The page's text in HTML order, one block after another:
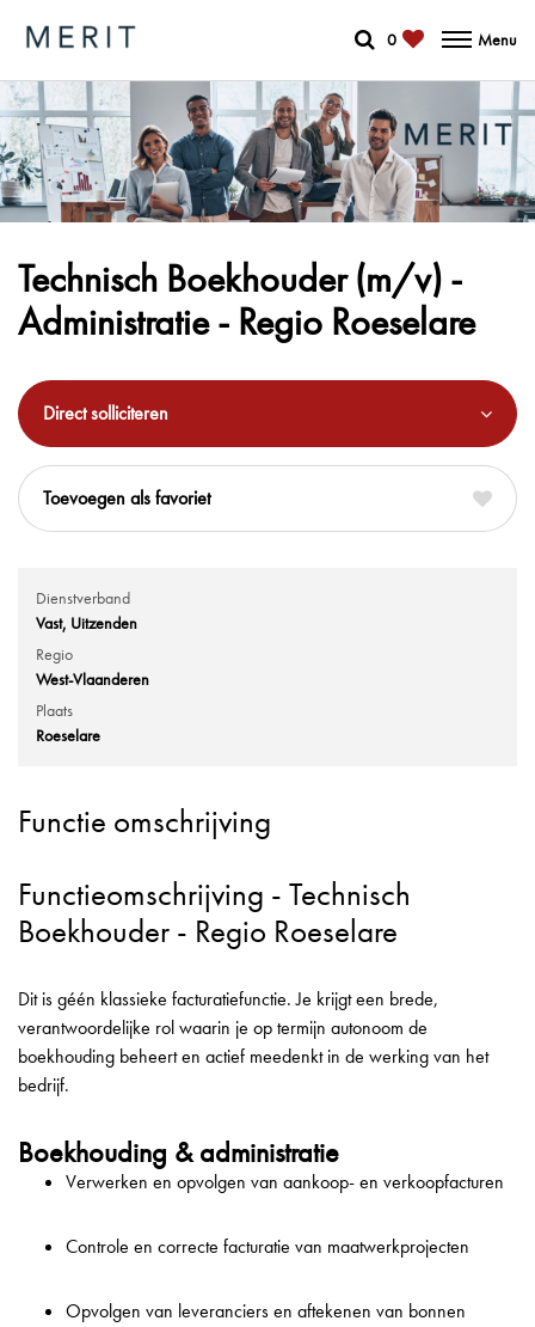
0 Menu
Technisch Boekhouder (m/v) -
Administratie - Regio Roeselare
Direct solliciteren
favoriet
Dienstverband
Vast Uitzenden
Regio
West-Vlaanderen
Plaats
Roeselare
Functie omschrijving
Functieomschrijving - Technisch
Boekhouder - Regio Roeselare
Dit is géén klassieke facturatiefunctie. Je krijgt een brede,
verantwoordelijke rol waarin je op termijn autonoom de
boekhouding beheert en actief meedenkt in de werking van het
bedrijf.
Boekhouding & administratie
Verwerken en opvolgen van aankoop- en verkoopfacturen
Controle en correcte facturatie van maatwerkprojecten
Opvolgen van leveranciers en aftekenen van bonnen